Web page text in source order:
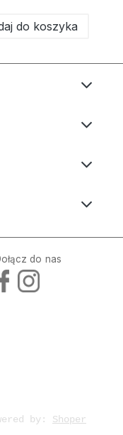
do koszyka
do nas
by: Shoper